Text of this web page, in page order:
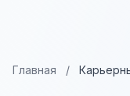
Главная /